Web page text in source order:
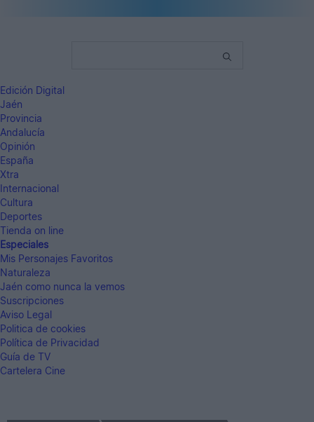
Edición Digital
Jaén
Provincia
Andalucía
Opinión
España
Xtra
Internacional
Cultura
Deportes
Tienda on line
Especiales
Mis Personajes Favoritos
Naturaleza
Jaén como nunca la vemos
Suscripciones
Aviso Legal
Politica de cookies
Política de Privacidad
Guía de TV
Cartelera Cine